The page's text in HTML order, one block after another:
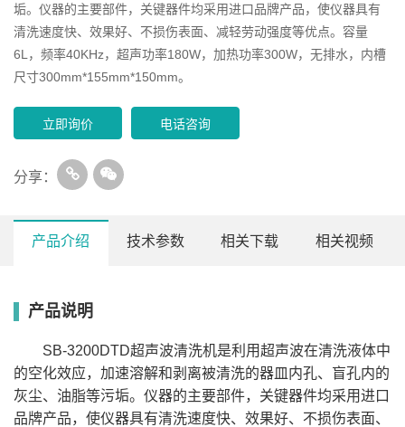
垢。仪器的主要部件，关键器件均采用进口品牌产品，使仪器具有
清洗速度快、效果好、不损伤表面、减轻劳动强度等优点。容量
6L，频率40KHz，超声功率180W，加热功率300W，无排水，内槽
尺寸300mm*155mm*150mm。
立即询价 电话咨询
分享：
产品介绍 技术参数 相关下载 相关视频
产品说明
SB-3200DTD超声波清洗机是利用超声波在清洗液体中
的空化效应，加速溶解和剥离被清洗的器皿内孔、盲孔内的
灰尘、油脂等污垢。仪器的主要部件，关键器件均采用进口
品牌产品，使仪器具有清洗速度快、效果好、不损伤表面、
内槽
L/W/H(mm)
3200DTD
300*155*150 6 40 180 300
/
SB-
5200DTD
300*240*150 10 40 240 500
有
SB-
5200DTD
300*240*150 10 40 360 500
有
SB-